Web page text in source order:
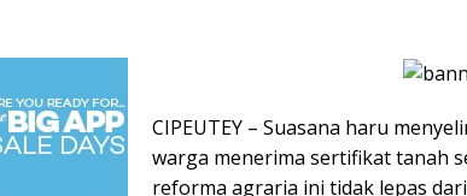
CIPEUTEY – Suasana haru
warga menerima sertifikat tanah
reforma agraria ini tidak lepas